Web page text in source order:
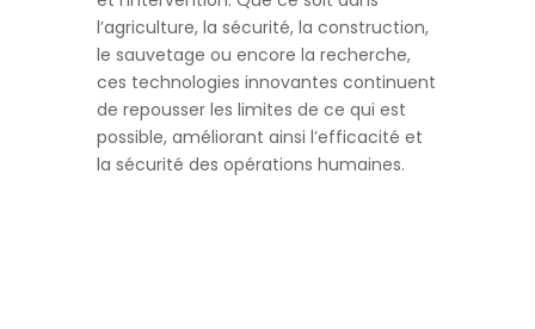
l’agriculture, la sécurité, la construction,
le sauvetage ou encore la recherche,
ces technologies innovantes continuent
de repousser les limites de ce qui est
possible, améliorant ainsi l’efficacité et
la sécurité des opérations humaines.